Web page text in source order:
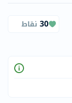
30 نقاط